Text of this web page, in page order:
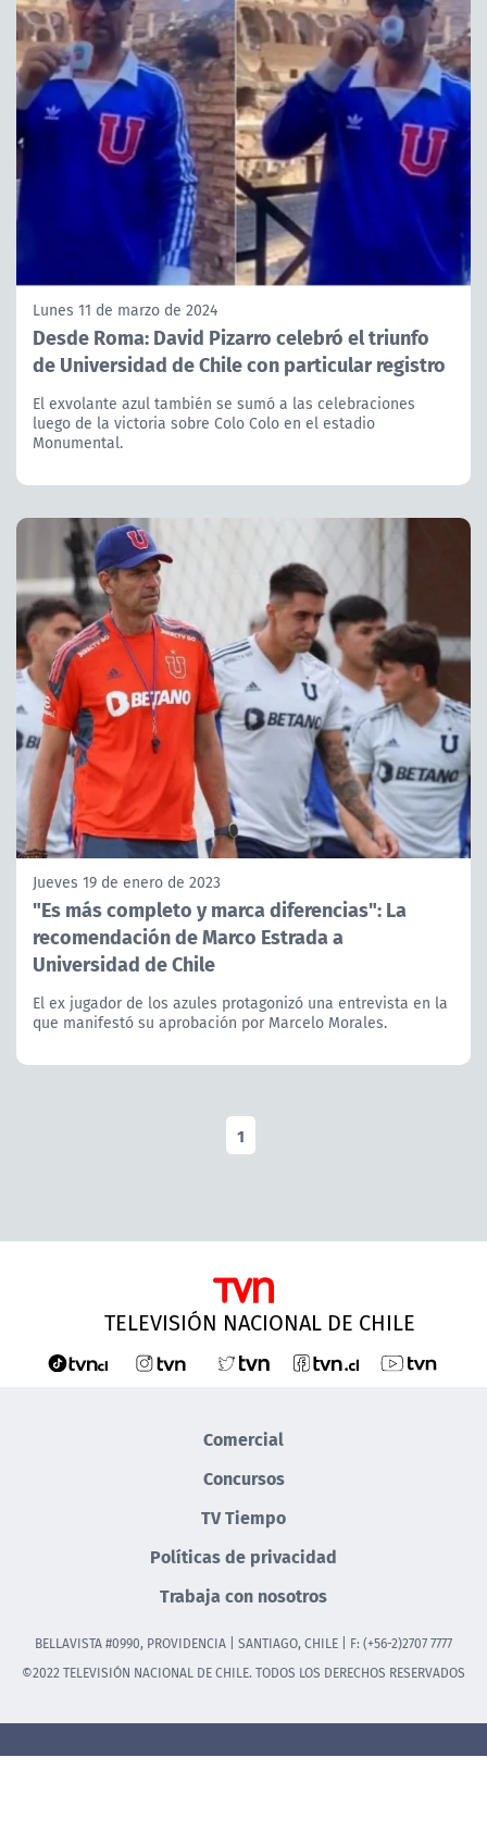
Lunes 11 de marzo de 2024
Desde Roma: David Pizarro celebró el triunfo
de Universidad de Chile con particular registro
El exvolante azul también se sumó a las celebraciones
luego de la victoria sobre Colo Colo en el estadio
Monumental.
Jueves 19 de enero de 2023
"Es más completo y marca diferencias": La
recomendación de Marco Estrada a
Universidad de Chile
El ex jugador de los azules protagonizó una entrevista en la
que manifestó su aprobación por Marcelo Morales.
1
TELEVISIÓN NACIONAL DE CHILE
Comercial
Concursos
TV Tiempo
Políticas de privacidad
Trabaja con nosotros
BELLAVISTA #0990, PROVIDENCIA | SANTIAGO, CHILE | F: (+56-2)2707 7777
©2022 TELEVISIÓN NACIONAL DE CHILE. TODOS LOS DERECHOS RESERVADOS